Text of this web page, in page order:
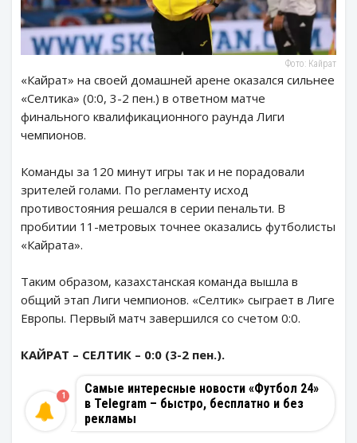
Фото: Кайрат
«Кайрат» на своей домашней арене оказался сильнее
«Селтика» (0:0, 3-2 пен.) в ответном матче
финального квалификационного раунда Лиги
чемпионов.
Команды за 120 минут игры так и не порадовали
зрителей голами. По регламенту исход
противостояния решался в серии пенальти. В
пробитии 11-метровых точнее оказались футболисты
«Кайрата».
Таким образом, казахстанская команда вышла в
общий этап Лиги чемпионов. «Селтик» сыграет в Лиге
Европы. Первый матч завершился со счетом 0:0.
КАЙРАТ – СЕЛТИК – 0:0 (3-2 пен.).
Самые интересные новости «Футбол 24»
в Telegram – быстро, бесплатно и без
рекламы
1